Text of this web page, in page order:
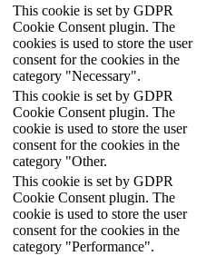
This cookie is set by GDPR
Cookie Consent plugin. The
cookies is used to store the user
consent for the cookies in the
category "Necessary".
This cookie is set by GDPR
Cookie Consent plugin. The
cookie is used to store the user
consent for the cookies in the
category "Other.
This cookie is set by GDPR
Cookie Consent plugin. The
cookie is used to store the user
consent for the cookies in the
category "Performance".